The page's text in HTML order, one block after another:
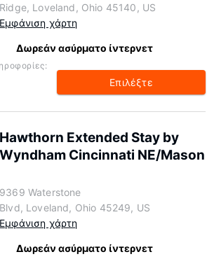
Ridge, Loveland, Ohio 45140, US
Εμφάνιση χάρτη
Δωρεάν ασύρματο ίντερνετ
Επιλέξτε
Hawthorn Extended Stay by
Wyndham Cincinnati NE/Mason
9369 Waterstone
Blvd, Loveland, Ohio 45249, US
Εμφάνιση χάρτη
Δωρεάν ασύρματο ίντερνετ